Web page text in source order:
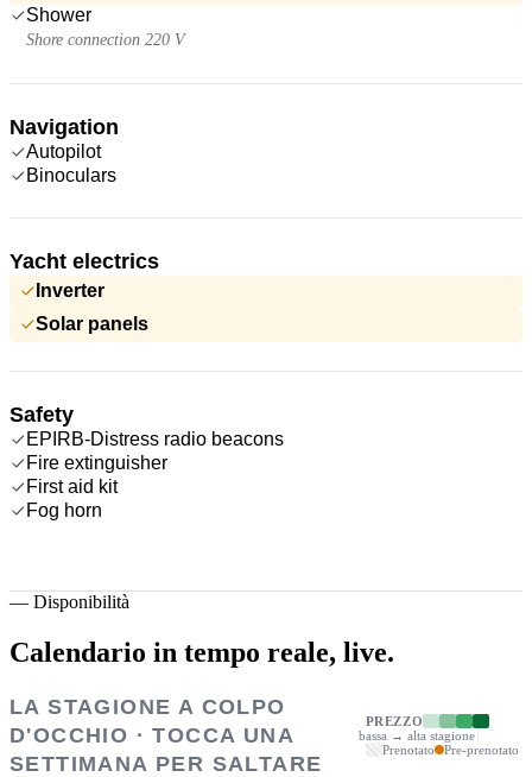
Shower
Shore connection 220 V
Navigation
Autopilot
Binoculars
Yacht electrics
Inverter
Solar panels
Safety
EPIRB-Distress radio beacons
Fire extinguisher
First aid kit
Fog horn
— Disponibilità
Calendario in tempo reale, live.
LA STAGIONE A COLPO
D'OCCHIO · TOCCA UNA
SETTIMANA PER SALTARE
PREZZO
bassa → alta stagione
Prenotato
Pre-prenotato